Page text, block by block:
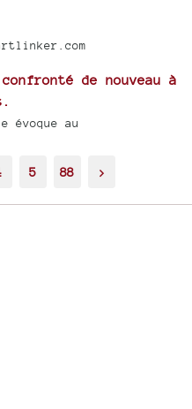
de nouveau à
évoque au
5 88 >